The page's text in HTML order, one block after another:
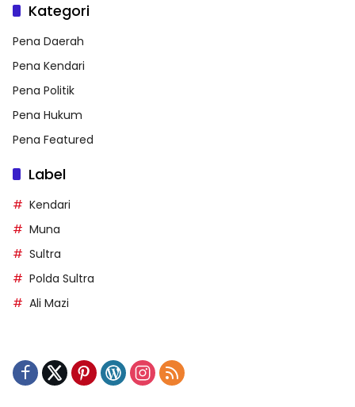
Kategori
Pena Daerah
Pena Kendari
Pena Politik
Pena Hukum
Pena Featured
Label
Kendari
Muna
Sultra
Polda Sultra
Ali Mazi